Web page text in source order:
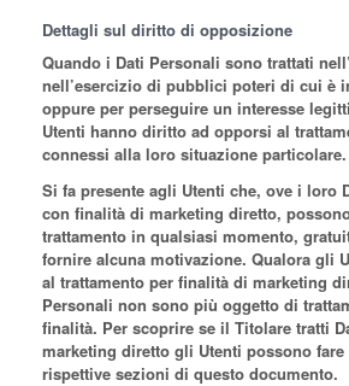
Dettagli sul diritto di opposizione
Quando i Dati Personali sono trattati
nell’esercizio di pubblici poteri di cui è
oppure per perseguire un interesse
Utenti hanno diritto ad opporsi al
connessi alla loro situazione particolare.
Si fa presente agli Utenti che, ove i loro
con finalità di marketing diretto,
trattamento in qualsiasi momento,
fornire alcuna motivazione. Qualora gli
al trattamento per finalità di marketing
Personali non sono più oggetto di
finalità. Per scoprire se il Titolare tratti
marketing diretto gli Utenti possono
rispettive sezioni di questo documento.